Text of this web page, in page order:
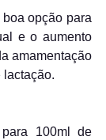
opção para
e o aumento
amamentação
lactação.
100ml de